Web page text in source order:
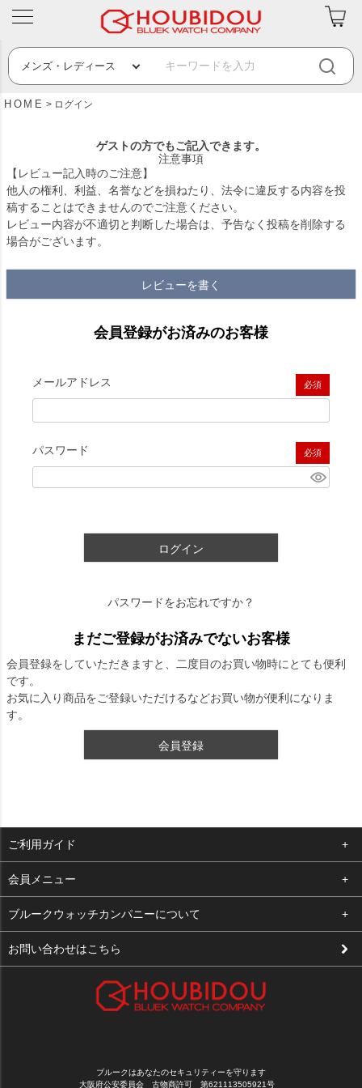
HOME ログイン
ゲストの方でもご記入できます。
注意事項
【レビュー記入時のご注意】
他人の権利、利益、名誉などを損ねたり、法令に違反する内容を投
稿することはできませんのでご注意ください。
レビュー内容が不適切と判断した場合は、予告なく投稿を削除する
場合がございます。
レビューを書く
会員登録がお済みのお客様
メールアドレス
(必須)
パスワード
(必須)
ログイン
パスワードをお忘れですか？
まだご登録がお済みでないお客様
会員登録をしていただきますと、二度目のお買い物時にとても便利
です。
お気に入り商品をご登録いただけるなどお買い物が便利になりま
す。
会員登録
ご利用ガイド
よくある質問
支払い・送料
修理依頼
会員メニュー
ログイン
お気に入り
ブルークウォッチカンパニーについて
会社概要
お問い合わせはこちら
ブルークはあなたのセキュリティーを守ります
大阪府公安委員会 古物商許可 第621113505921号